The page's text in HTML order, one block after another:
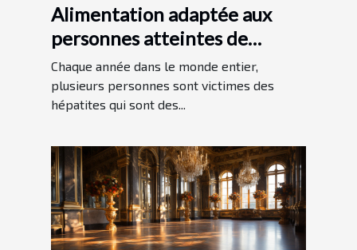
Alimentation adaptée aux
personnes atteintes de
l’hépatite
Chaque année dans le monde entier,
plusieurs personnes sont victimes des
hépatites qui sont des...